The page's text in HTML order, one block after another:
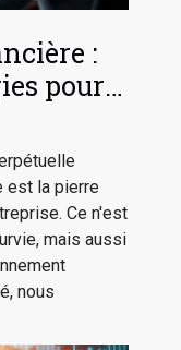
:
pour
votre
est la pierre
Ce n'est
mais aussi
nous